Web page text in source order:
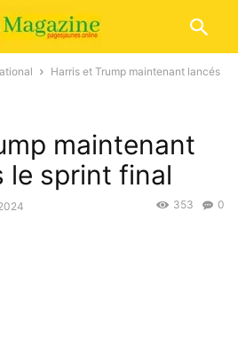
Harris et Trump maintenant lancés
maintenant
le sprint final
0
353